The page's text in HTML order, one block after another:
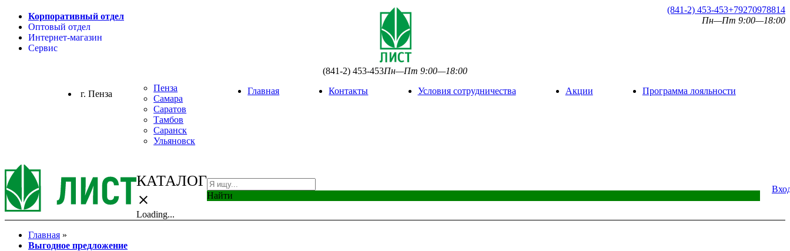
Корпоративный отдел
Оптовый отдел
Интернет-магазин
Сервис
(841-2) 453-453+79270978814
Пн—Пт 9:00—18:00
(841-2) 453-453Пн—Пт 9:00—18:00
г. Пенза
Пенза
Самара
Саратов
Тамбов
Саранск
Ульяновск
Главная Контакты Условия сотрудничества Акции Программа лояльности
КАТАЛОГ
close
Loading...
Найти
Главная »
Выгодное предложение